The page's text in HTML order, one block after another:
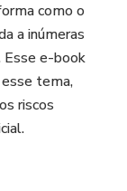
como o
a inúmeras
Esse e-book
tema,
riscos